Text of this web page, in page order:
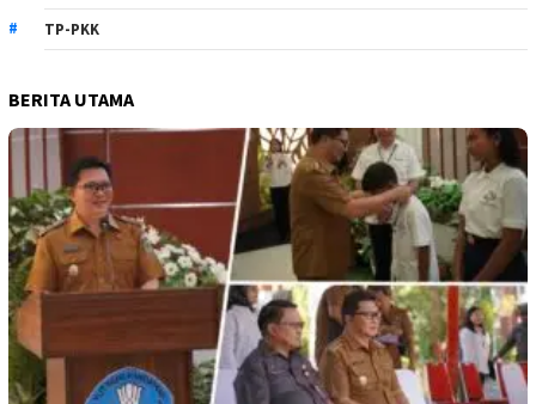
TP-PKK
BERITA UTAMA